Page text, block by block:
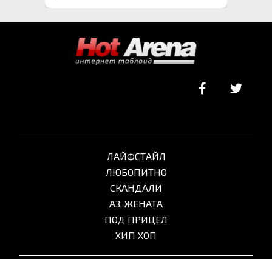
ЛАЙФСТАЙЛ
ЛЮБОПИТНО
СКАНДАЛИ
АЗ, ЖЕНАТА
ПОД ПРИЦЕЛ
ХИП ХОП